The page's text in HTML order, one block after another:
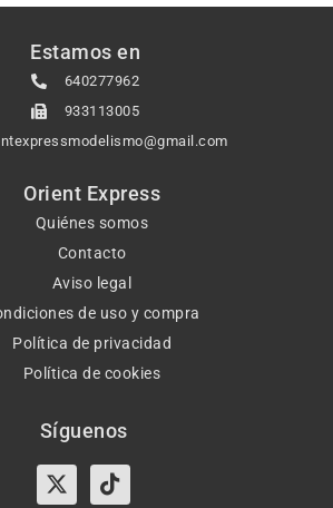
Estamos en
640277962
933113005
Orient Express
Quiénes somos
Contacto
Aviso legal
de uso y compra
Política de privacidad
Política de cookies
Síguenos
X-
twitter
Tiktok
InstagramFacebook